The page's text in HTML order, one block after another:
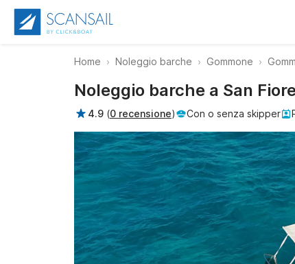
Home Noleggio barche Gommone
Noleggio barche a San
4.9 (0 recensione) Con o senza skipper